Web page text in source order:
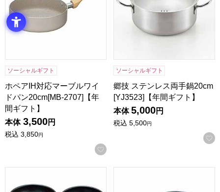
ソーシャルギフト
ホペアIH対応マーブルワイ
ドパン20cm[MB-2707]【年
間ギフト】
本体 3,500円
税込 3,850円
お気に入りに登録する
ソーシャルギフト
郷技 ステンレス両手鍋20cm
[YJ3523]【年間ギフト】
本体 5,000円
税込 5,500円